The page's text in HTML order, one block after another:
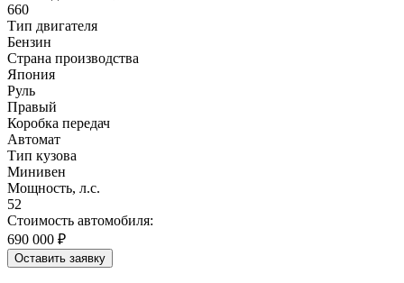
660
Тип двигателя
Бензин
Страна производства
Япония
Руль
Правый
Коробка передач
Автомат
Тип кузова
Минивен
Мощность, л.с.
52
Стоимость автомобиля:
690 000 ₽
Оставить заявку